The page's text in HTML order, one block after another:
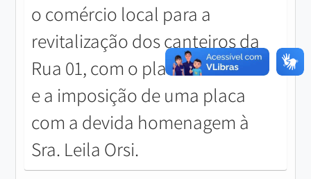
o comércio local para a
revitalização dos canteiros da
Rua 01, com o plantio de flores
e a imposição de uma placa
com a devida homenagem à
Sra. Leila Orsi.